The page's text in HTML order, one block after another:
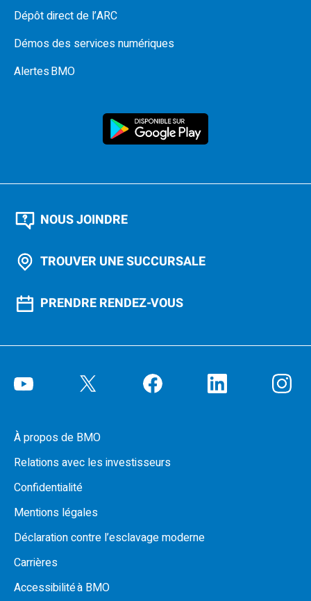
Dépôt direct de l’ARC
Démos des services numériques
Alertes BMO
NOUS JOINDRE
TROUVER UNE SUCCURSALE
PRENDRE RENDEZ-VOUS
À propos de BMO
Relations avec les investisseurs
Confidentialité
Mentions légales
Déclaration contre l’esclavage moderne
Carrières
Accessibilité à BMO